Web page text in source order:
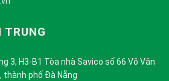
TRUNG
3, H3-B1 Tòa nhà Savico số 66 Võ Văn
thành phố Đà Nẵng